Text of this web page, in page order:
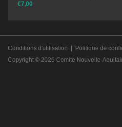
€7,00
Conditions d'utilisation Politique de
Copyright © 2026 Comite Nouvelle-